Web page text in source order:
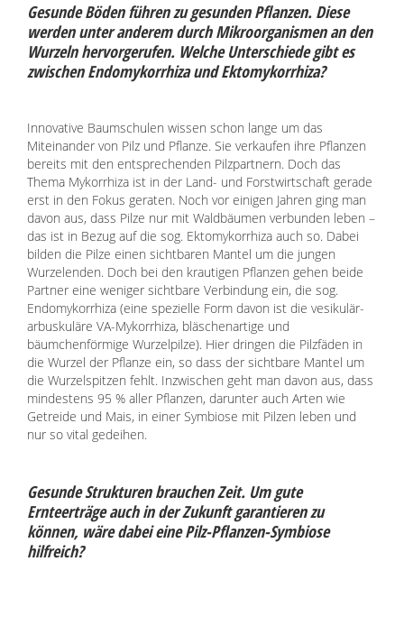
Gesunde Böden führen zu gesunden Pflanzen. Diese
werden unter anderem durch Mikroorganismen an den
Wurzeln hervorgerufen. Welche Unterschiede gibt es
zwischen Endomykorrhiza und Ektomykorrhiza?
Innovative Baumschulen wissen schon lange um das
Miteinander von Pilz und Pflanze. Sie verkaufen ihre Pflanzen
bereits mit den entsprechenden Pilzpartnern. Doch das
Thema Mykorrhiza ist in der Land- und Forstwirtschaft gerade
erst in den Fokus geraten. Noch vor einigen Jahren ging man
davon aus, dass Pilze nur mit Waldbäumen verbunden leben –
das ist in Bezug auf die sog. Ektomykorrhiza auch so. Dabei
bilden die Pilze einen sichtbaren Mantel um die jungen
Wurzelenden. Doch bei den krautigen Pflanzen gehen beide
Partner eine weniger sichtbare Verbindung ein, die sog.
Endomykorrhiza (eine spezielle Form davon ist die vesikulär-
arbuskuläre VA-Mykorrhiza, bläschenartige und
bäumchenförmige Wurzelpilze). Hier dringen die Pilzfäden in
die Wurzel der Pflanze ein, so dass der sichtbare Mantel um
die Wurzelspitzen fehlt. Inzwischen geht man davon aus, dass
mindestens 95 % aller Pflanzen, darunter auch Arten wie
Getreide und Mais, in einer Symbiose mit Pilzen leben und
nur so vital gedeihen.
Gesunde Strukturen brauchen Zeit. Um gute
Ernteerträge auch in der Zukunft garantieren zu
können, wäre dabei eine Pilz-Pflanzen-Symbiose
hilfreich?